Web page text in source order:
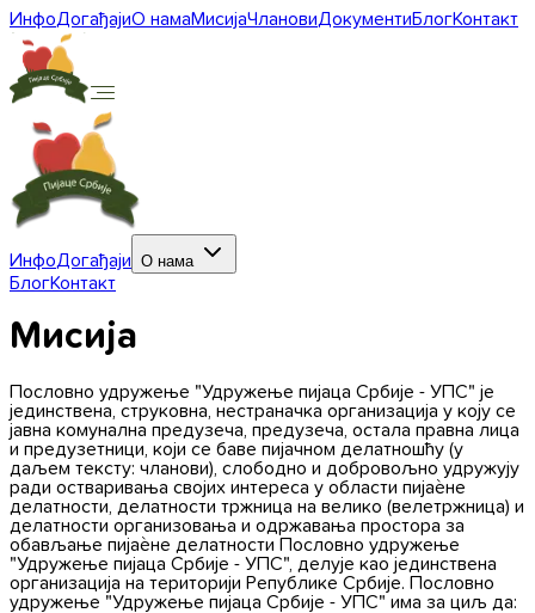
ИнфоДогађајиО намаМисијаЧлановиДокументиБлогКонтакт
ИнфоДогађаји О нама
БлогКонтакт
Мисија
Пословно удружење "Удружење пијаца Србије - УПС" је
јединствена, струковна, нестраначка организација у коју се
јавна комунална предузеча, предузеча, остала правна лица
и предузетници, који се баве пијачном делатношћу (у
даљем тексту: чланови), слободно и добровољно удружују
ради остваривања својих интереса у области пијаèне
делатности, делатности тржница на велико (велетржница) и
делатности организовања и одржавања простора за
обављање пијаèне делатности Пословно удружење
"Удружење пијаца Србије - УПС", делује као јединствена
организација на територији Републике Србије. Пословно
удружење "Удружење пијаца Србије - УПС" има за циљ да: